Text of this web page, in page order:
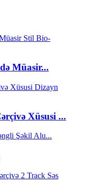
Müasir...
Xüsusi ...